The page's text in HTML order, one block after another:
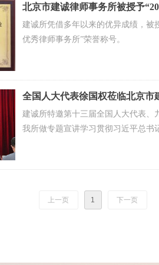
北京市建诚律师事务所被授予
秀律师事务所”荣誉称号
建诚所凭借多年以来的优异成绩，被
优秀律师事务所”荣誉称号。
全国人大代表徐国权莅临北京市
讲“两会”精神专题会议
建诚所特邀第十三届全国人大代表、
我所做专题宣讲学习贯彻习近平总书
上一页 1 下一页